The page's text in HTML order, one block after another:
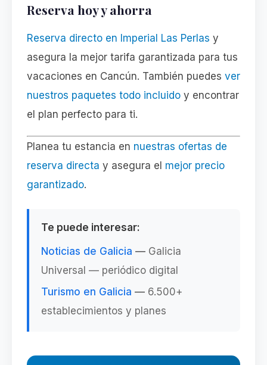
Reserva hoy y ahorra
Reserva directo en Imperial Las Perlas y
asegura la mejor tarifa garantizada para tus
vacaciones en Cancún. También puedes ver
nuestros paquetes todo incluido y encontrar
el plan perfecto para ti.
Planea tu estancia en nuestras ofertas de
reserva directa y asegura el mejor precio
garantizado.
Te puede interesar:
Noticias de Galicia — Galicia
Universal — periódico digital
Turismo en Galicia — 6.500+
establecimientos y planes